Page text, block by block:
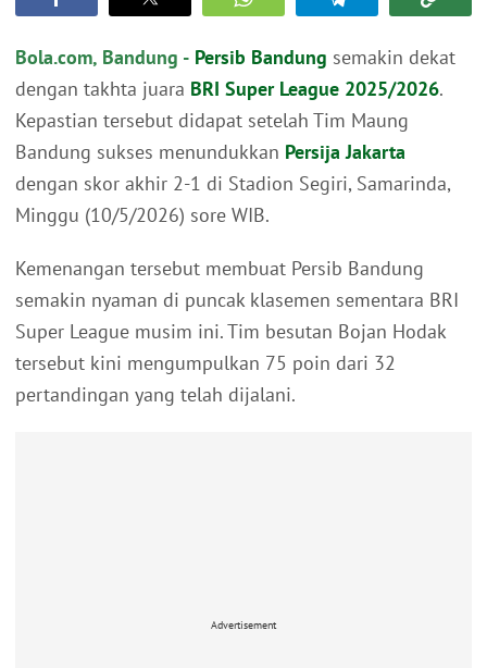
Bola.com, Bandung - Persib Bandung semakin dekat
dengan takhta juara BRI Super League 2025/2026.
Kepastian tersebut didapat setelah Tim Maung
Bandung sukses menundukkan Persija Jakarta
dengan skor akhir 2-1 di Stadion Segiri, Samarinda,
Minggu (10/5/2026) sore WIB.
Kemenangan tersebut membuat Persib Bandung
semakin nyaman di puncak klasemen sementara BRI
Super League musim ini. Tim besutan Bojan Hodak
tersebut kini mengumpulkan 75 poin dari 32
pertandingan yang telah dijalani.
Advertisement